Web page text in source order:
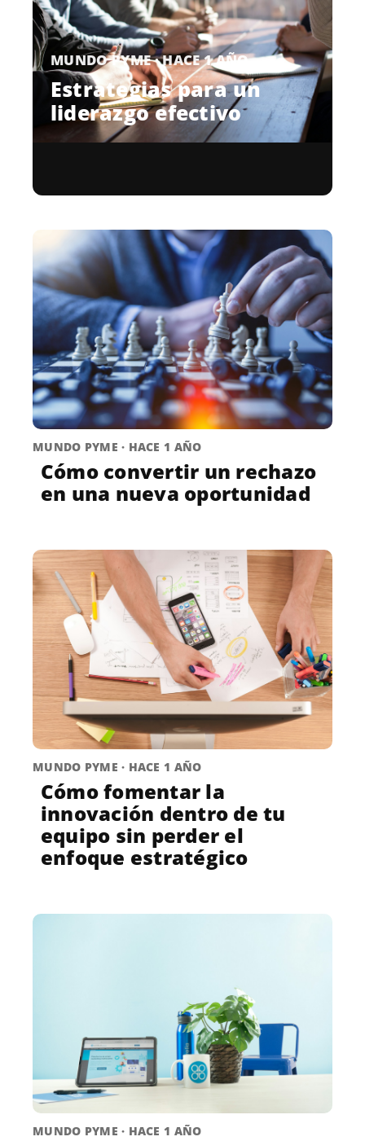
MUNDO PYME · HACE 1 AÑO
Estrategias para un
liderazgo efectivo
MUNDO PYME · HACE 1 AÑO
Cómo convertir un rechazo
en una nueva oportunidad
MUNDO PYME · HACE 1 AÑO
Cómo fomentar la
innovación dentro de tu
equipo sin perder el
enfoque estratégico
MUNDO PYME · HACE 1 AÑO